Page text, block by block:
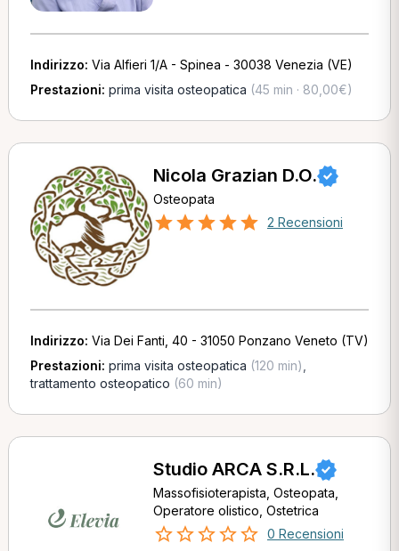
Indirizzo: Via Alfieri 1/A - Spinea - 30038 Venezia (VE)
Prestazioni: prima visita osteopatica (45 min · 80,00€)
Nicola Grazian D.O.
Osteopata
2 Recensioni
Indirizzo: Via Dei Fanti, 40 - 31050 Ponzano Veneto (TV)
Prestazioni: prima visita osteopatica (120 min)
trattamento osteopatico (60 min)
Studio ARCA S.R.L.
Massofisioterapista, Osteopata,
Operatore olistico, Ostetrica
0 Recensioni